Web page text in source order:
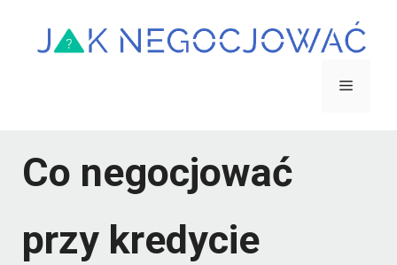
Menu
Co negocjować
przy kredycie